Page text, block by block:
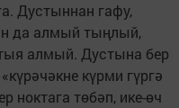
Дустыннан гафу,
да алмый тыңлый,
алмый. Дустына бер
күрми гүргә
ноктага төбәп, ике-өч